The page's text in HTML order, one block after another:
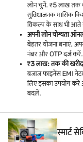
लोन चुनें. ₹5 लाख तक
सुविधाजनक मासिक
विकल्प के साथ भी आते
अपनी लोन योग्यता
बेहतर योजना बनाएं.
नंबर और OTP दर्ज करें.
₹3 लाख: तक की
बजाज फाइनेंस EMI
लिए इसका उपयोग करें
बदलें.
स्मार्ट